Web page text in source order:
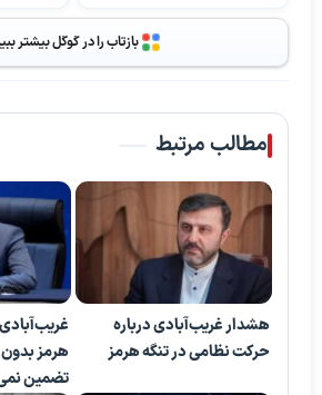
بازتاب را در گوگل بیشتر
مطالب مرتبط
هشدار غریب‌آبادی درباره
حرکت نظامی در تنگه هرمز
هرمز بدون
تضمین